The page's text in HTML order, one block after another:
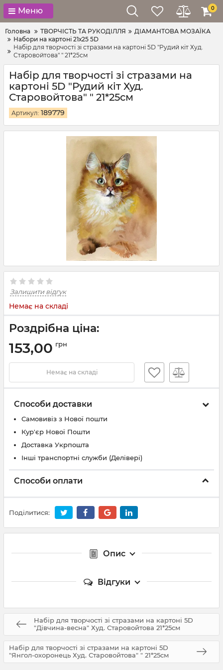
Меню 0
Головна ТВОРЧІСТЬ ТА РУКОДІЛЛЯ
ДІАМАНТОВА МОЗАЇКА
Набори на картоні 21х25 5D
Набір для творчості зі стразами на картоні 5D "Рудий кіт Худ.
Старовойтова" " 21*25см
Набір для творчості зі стразами на
картоні 5D "Рудий кіт Худ.
Старовойтова" " 21*25см
Артикул: 189779
Залишити відгук
Немає на складі
Роздрібна ціна:
153,00 грн
Немає на складі
Способи доставки
Самовивіз з Нової пошти
Кур'єр Нової Пошти
Доставка Укрпошта
Інші транспортні служби (Делівері)
Способи оплати
Поділитися:
Опис
Відгуки
Набір для творчості зі стразами на картоні 5D
"Дівчина-весна" Худ. Старовойтова 21*25см
Набір для творчості зі стразами на картоні 5D
"Янгол-охоронець Худ. Старовойтова" " 21*25см